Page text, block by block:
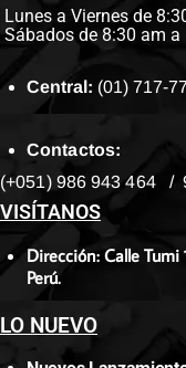
Lunes a Viernes de
Sábados de 8:30 am a
Central: (01) 717-
Contactos:
(+051) 986 943 464 /
VISÍTANOS
Dirección: Calle Tumi
Perú.
LO NUEVO